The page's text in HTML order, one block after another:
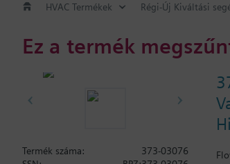
HVAC Termékek Régi-Új Kiváltási
Ez a termék
Termék száma:
373-03076